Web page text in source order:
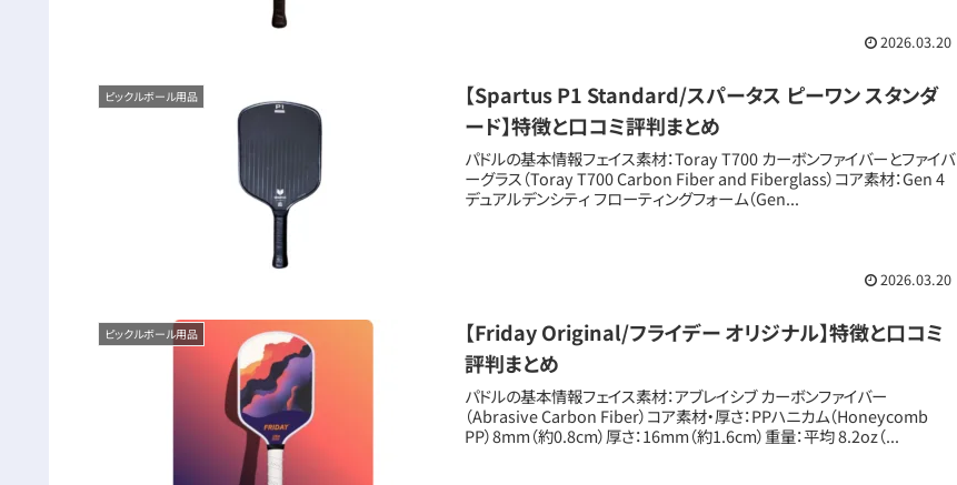
2026.03.20
ピックルボール用品
【Spartus P1 Standard/スパータス ピーワン スタンダ
ード】特徴と口コミ評判まとめ
パドルの基本情報フェイス素材：Toray T700 カーボンファイバーとファイバ
ーグラス（Toray T700 Carbon Fiber and Fiberglass）コア素材：Gen 4
デュアルデンシティ フローティングフォーム（Gen...
2026.03.20
ピックルボール用品
【Friday Original/フライデー オリジナル】特徴と口コミ
評判まとめ
パドルの基本情報フェイス素材：アブレイシブ カーボンファイバー
（Abrasive Carbon Fiber）コア素材・厚さ：PPハニカム（Honeycomb
PP）8mm（約0.8cm）厚さ：16mm（約1.6cm）重量：平均 8.2oz（...